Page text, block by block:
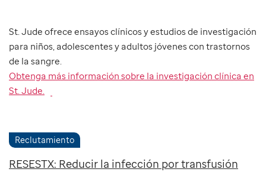
St. Jude ofrece ensayos clínicos y estudios de investigación
para niños, adolescentes y adultos jóvenes con trastornos
de la sangre.
Obtenga más información sobre la investigación clínica en
St. Jude.
Reclutamiento
RESESTX: Reducir la infección por transfusión